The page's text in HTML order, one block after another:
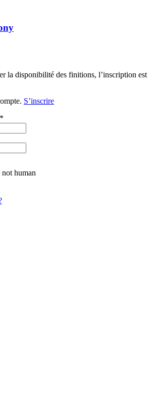
la disponibilité des finitions, l’inscription est
S’inscrire
*
human